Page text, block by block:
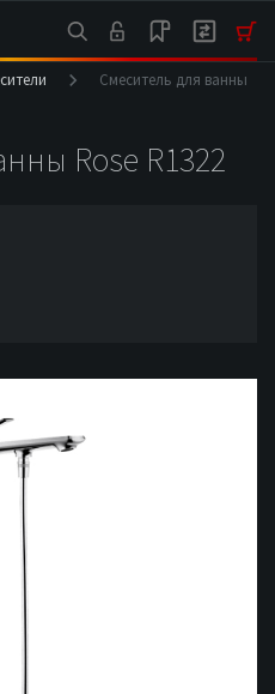
Смеситель для ванны
Rose R1322